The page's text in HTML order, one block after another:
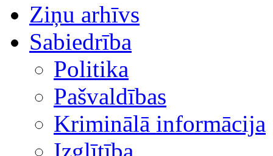
Ziņu arhīvs
Sabiedrība
Politika
Pašvaldības
Kriminālā informācija
Izglītība